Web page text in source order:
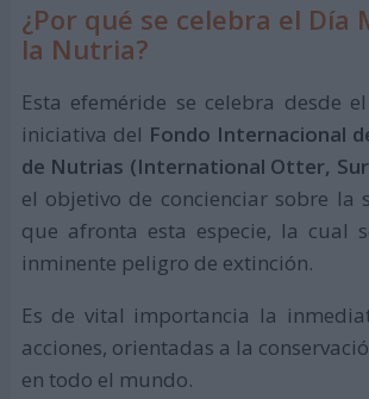
¿Por qué se celebra el Día
la Nutria?
Esta efeméride se celebra desde
iniciativa del Fondo Internacional
de Nutrias (International Otter,
el objetivo de concienciar sobre la
que afronta esta especie, la cual
inminente peligro de extinción.
Es de vital importancia la
acciones, orientadas a la
en todo el mundo.